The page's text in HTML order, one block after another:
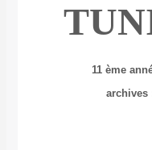
11 ème
archives